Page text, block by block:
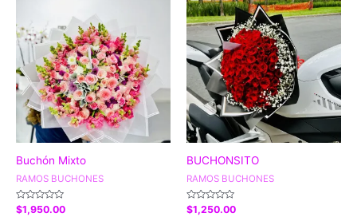
Buchón Mixto
RAMOS BUCHONES
Valorado
$1,950.00
BUCHONSITO
RAMOS BUCHONES
Valorado
$1,250.00